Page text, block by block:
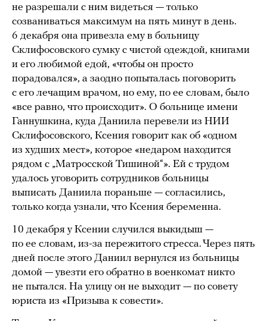
не разрешали с ним видеться — только
созваниваться максимум на пять минут в день.
6 декабря она привезла ему в больницу
Склифосовского сумку с чистой одеждой, книгами
и его любимой едой, «чтобы он просто
порадовался», а заодно попыталась поговорить
с его лечащим врачом, но ему, по ее словам, было
«все равно, что происходит». О больнице имени
Ганнушкина, куда Даниила перевели из НИИ
Склифосовского, Ксения говорит как об «одном
из худших мест», которое «недаром находится
рядом с „Матросской Тишиной“». Ей с трудом
удалось уговорить сотрудников больницы
выписать Даниила пораньше — согласились,
только когда узнали, что Ксения беременна.
10 декабря у Ксении случился выкидыш —
по ее словам, из-за пережитого стресса. Через пять
дней после этого Даниил вернулся из больницы
домой — увезти его обратно в военкомат никто
не пытался. На улицу он не выходит — по совету
юриста из «Призыва к совести».